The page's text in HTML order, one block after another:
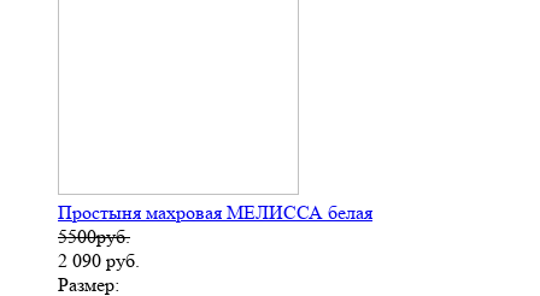
Простыня махровая МЕЛИССА белая
5500руб.
2 090 руб.
Размер: